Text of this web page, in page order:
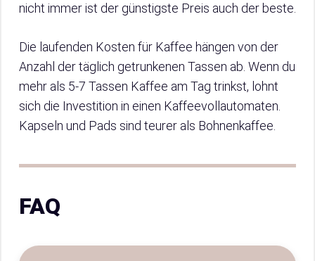
nicht immer ist der günstigste Preis auch der beste.
Die laufenden Kosten für Kaffee hängen von der
Anzahl der täglich getrunkenen Tassen ab. Wenn du
mehr als 5-7 Tassen Kaffee am Tag trinkst, lohnt
sich die Investition in einen Kaffeevollautomaten.
Kapseln und Pads sind teurer als Bohnenkaffee.
FAQ